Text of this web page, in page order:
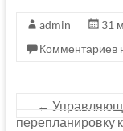
admin 31
Комментариев
←
перепланировку